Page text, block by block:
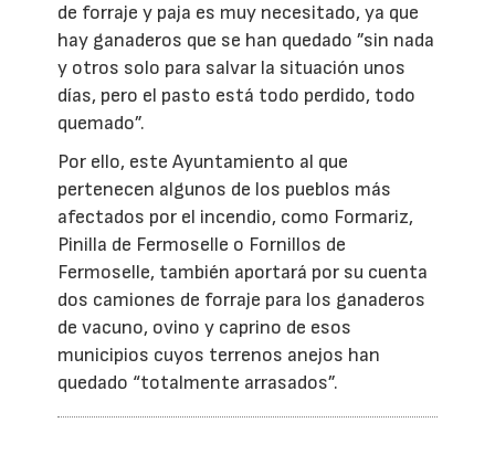
de forraje y paja es muy necesitado, ya que
hay ganaderos que se han quedado ”sin nada
y otros solo para salvar la situación unos
días, pero el pasto está todo perdido, todo
quemado”.
Por ello, este Ayuntamiento al que
pertenecen algunos de los pueblos más
afectados por el incendio, como Formariz,
Pinilla de Fermoselle o Fornillos de
Fermoselle, también aportará por su cuenta
dos camiones de forraje para los ganaderos
de vacuno, ovino y caprino de esos
municipios cuyos terrenos anejos han
quedado “totalmente arrasados”.